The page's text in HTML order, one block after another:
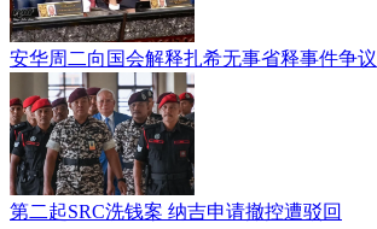
安华周二向国会解释扎希无事省释事件争议
第二起SRC洗钱案 纳吉申请撤控遭驳回